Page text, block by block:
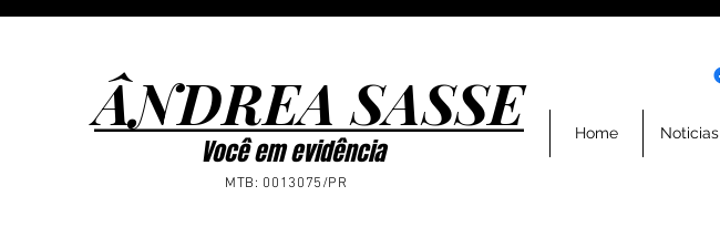
ÂNDREA SASSE
ÂNDREA SASSE
Você em evidência
MTB: 0013075/PR
Home Noticias